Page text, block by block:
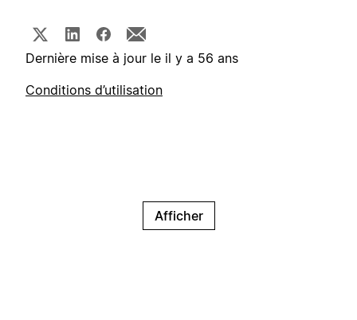
Dernière mise à jour le il y a 56 ans
Conditions d’utilisation
Afficher